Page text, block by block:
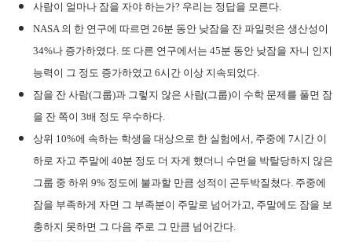
사람이 얼마나 잠을 자야 하는가? 우리는 정답을 모른다.
NASA 의 한 연구에 따르면 26분 동안 낮잠을 잔 파일럿은 생산성이
34%나 증가하였다. 또 다른 연구에서는 45분 동안 낮잠을 자니 인지
능력이 그 정도 증가하였고 6시간 이상 지속되었다.
잠을 잔 사람(그룹)과 그렇지 않은 사람(그룹)이 수학 문제를 풀면 잠
을 잔 쪽이 3배 정도 우수하다.
상위 10%에 속하는 학생을 대상으로 한 실험에서, 주중에 7시간 이
하로 자고 주말에 40분 정도 더 자게 했더니 수면을 박탈당하지 않은
그룹 중 하위 9% 정도에 불과할 만큼 성적이 곤두박질쳤다. 주중에
잠을 부족하게 자면 그 부족분이 주말로 넘어가고, 주말에도 잠을 보
충하지 못하면 그 다음 주로 그 만큼 넘어간다.